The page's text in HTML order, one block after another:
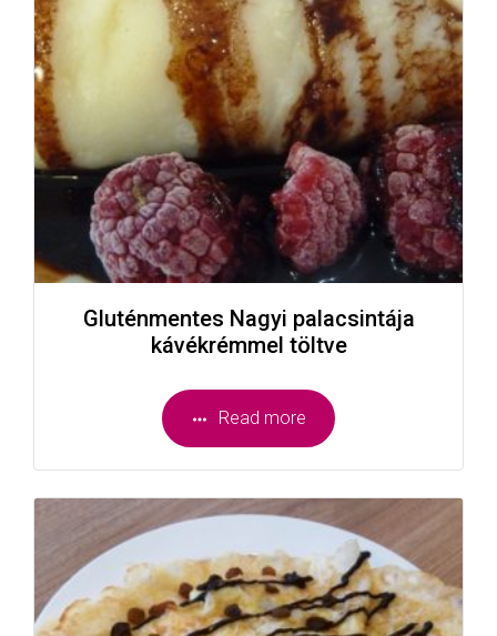
Gluténmentes Nagyi palacsintája
kávékrémmel töltve
Read more